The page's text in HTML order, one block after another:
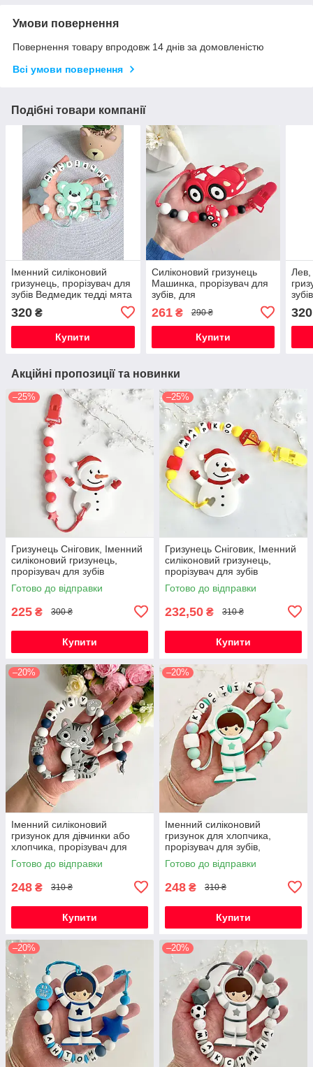
Умови повернення
Повернення товару впродовж 14 днів за домовленістю
Всі умови повернення
Подібні товари компанії
Іменний силіконовий
гризунець, прорізувач для
зубів Ведмедик тедді мята
320 ₴
Купити
Силіконовий гризунець
Машинка, прорізувач для
зубів, для
новонародженого, тримач
пипки
261₴ 290 ₴
Купити
Лев,
зубів
320
Акційні пропозиції та новинки
–25%
Гризунець Сніговик, Іменний
силіконовий гризунець,
прорізувач для зубів
Готово до відправки
225 ₴ 300 ₴
Купити
–25%
Гризунець Сніговик, Іменний
силіконовий гризунець,
прорізувач для зубів
Готово до відправки
232,50 ₴ 310 ₴
Купити
–20%
Іменний силіконовий
гризунок для дівчинки або
хлопчика, прорізувач для
зубів, котик Фелікс (сірий)
Готово до відправки
248 ₴ 310 ₴
Купити
–20%
Іменний силіконовий
гризунок для хлопчика,
прорізувач для зубів,
Космонавт (м'ята)
Готово до відправки
248 ₴ 310 ₴
Купити
–20% –20%